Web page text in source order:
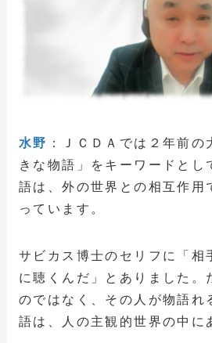
水野 ：ＪＣＤＡでは２年前
きな物語」をキーワードとし
語は、外の世界との相互作用
っています。
サビカス博士のセリフに「相
に聴くんだ」とありました。
のではなく、その人が物語れ
語は、人の主観的世界の中に